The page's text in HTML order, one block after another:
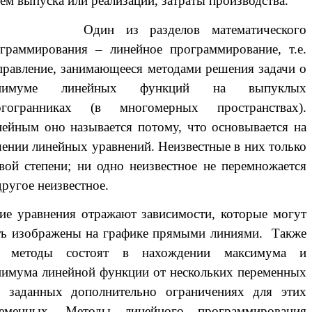
из разделов математического
– линейное программирование, т.е.
занимающееся методами решения задачи о
линейных функций на выпуклых
(в многомерных пространствах).
оно называется потому, что основывается на
линейных уравнений. Неизвестные в них только
степени; ни одно неизвестное не перемножается
неизвестное.
уравнения отражают зависимости, которые могут
изображены на графике прямыми линиями. Также
методы состоят в нахождении максимума и
линейной функции от нескольких переменных
заданных дополнительно ограничениях для этих